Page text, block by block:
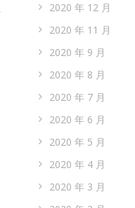
2020 年 12 月
2020 年 11 月
2020 年 9 月
2020 年 8 月
2020 年 7 月
2020 年 6 月
2020 年 5 月
2020 年 4 月
2020 年 3 月